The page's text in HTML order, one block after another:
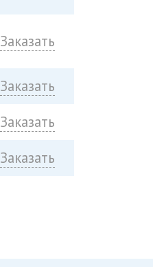
Заказать
Заказать
Заказать
Заказать